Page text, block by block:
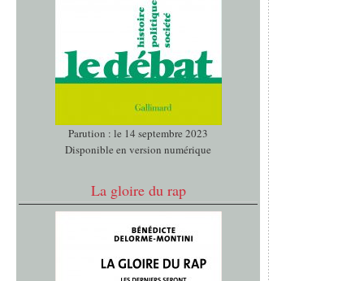
Parution : le 14 septembre 2023
Disponible en version numérique
La gloire du rap